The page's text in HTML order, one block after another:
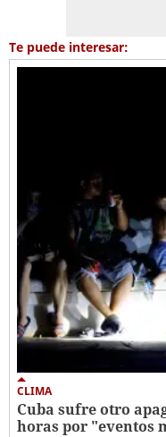
Te puede interesar:
CLIMA
Cuba sufre otro
horas por "eventos